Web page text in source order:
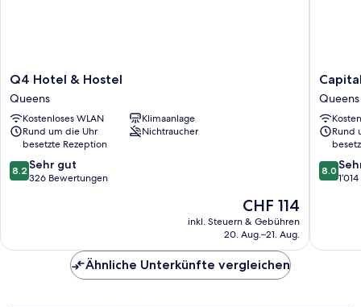
Q4
Hotel
&
Hostel
Queens
Q4 Hotel & Hostel
Queens
Kostenloses WLAN
Klimaanlage
Rund um die Uhr
besetzte Rezeption
Nichtraucher
8.2
von
Bewertungen
8.2 Sehr gut
326 Bewertungen
Der
Preis
beträgt
CHF 114
inkl. Steuern & Gebühren
20. Aug.–21. Aug.
Capital
Hotel
Queens
Queens
Rund
8.0
von
8.0
Ähnliche Unterkünfte vergleichen